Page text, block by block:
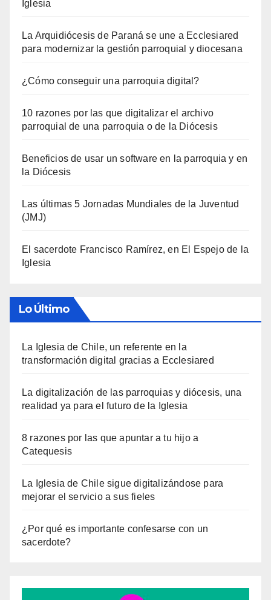
Iglesia
La Arquidiócesis de Paraná se une a Ecclesiared
para modernizar la gestión parroquial y diocesana
¿Cómo conseguir una parroquia digital?
10 razones por las que digitalizar el archivo
parroquial de una parroquia o de la Diócesis
Beneficios de usar un software en la parroquia y en
la Diócesis
Las últimas 5 Jornadas Mundiales de la Juventud
(JMJ)
El sacerdote Francisco Ramírez, en El Espejo de la
Iglesia
Lo Último
La Iglesia de Chile, un referente en la
transformación digital gracias a Ecclesiared
La digitalización de las parroquias y diócesis, una
realidad ya para el futuro de la Iglesia
8 razones por las que apuntar a tu hijo a
Catequesis
La Iglesia de Chile sigue digitalizándose para
mejorar el servicio a sus fieles
¿Por qué es importante confesarse con un
sacerdote?